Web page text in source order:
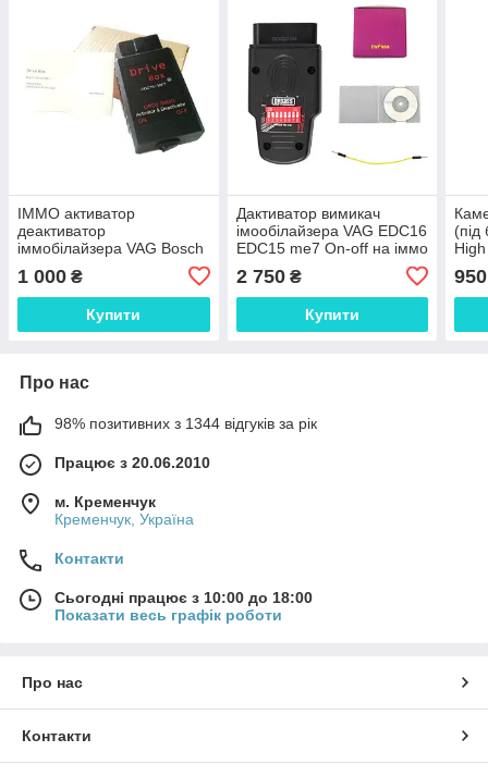
ІММО активатор
деактиватор
іммобілайзера VAG Bosch
AUDI SEAT SKODA Drive
Box Bosch
1 000 ₴
Купити
Дактиватор вимикач
імообілайзера VAG EDC16
EDC15 me7 On-off на іммо
ВАГ Obd2 Immo bypass до
2011 р.в. IMMO
2 750₴
Купити
(під
950
Про нас
98% позитивних з 1344 відгуків за рік
Працює з 20.06.2010
м. Кременчук
Кременчук, Україна
Контакти
Сьогодні працює з 10:00 до 18:00
Показати весь графік роботи
Про нас
Контакти